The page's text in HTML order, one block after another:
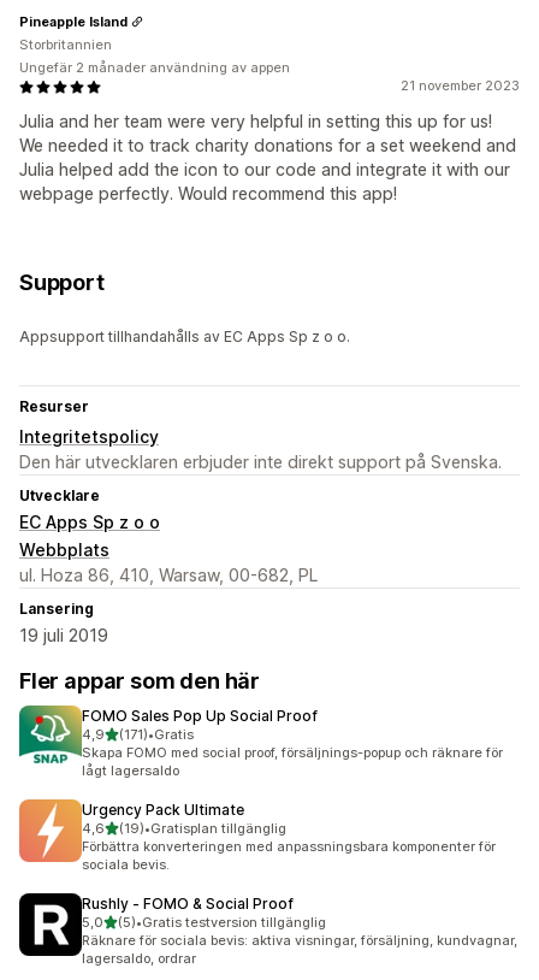
21 november 2023
Julia and her team were very helpful in setting this up for us!
We needed it to track charity donations for a set weekend and
Julia helped add the icon to our code and integrate it with our
webpage perfectly. Would recommend this app!
Pineapple Island
Storbritannien
Ungefär 2 månader användning av appen
Support
Appsupport tillhandahålls av EC Apps Sp z o o.
Resurser
Integritetspolicy
Den här utvecklaren erbjuder inte direkt support på Svenska.
Utvecklare
EC Apps Sp z o o
Webbplats
ul. Hoza 86, 410, Warsaw, 00-682, PL
Lansering
19 juli 2019
Fler appar som den här
FOMO Sales Pop Up Social Proof
4,9av 5 stjärnor
(171)
171 recensioner totalt
•Gratis
Skapa FOMO med social proof, försäljnings-popup och räknare för
lågt lagersaldo
Urgency Pack Ultimate
4,6av 5 stjärnor
(19)
19 recensioner totalt
•Gratisplan tillgänglig
Förbättra konverteringen med anpassningsbara komponenter för
sociala bevis.
Rushly ‑ FOMO & Social Proof
5,0av 5 stjärnor
(5)
5 recensioner totalt
•Gratis testversion tillgänglig
Räknare för sociala bevis: aktiva visningar, försäljning, kundvagnar,
lagersaldo, ordrar